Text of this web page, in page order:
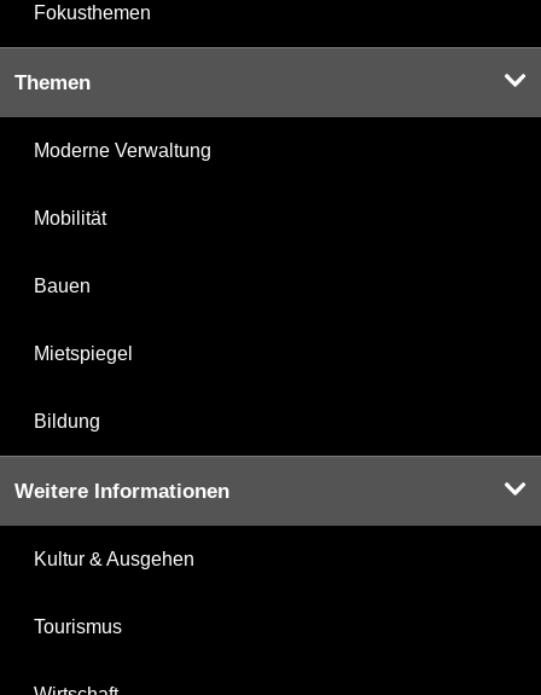
Fokusthemen
Themen
Moderne Verwaltung
Mobilität
Bauen
Mietspiegel
Bildung
Weitere Informationen
Kultur & Ausgehen
Tourismus